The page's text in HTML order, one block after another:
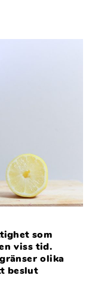
som
viss tid.
olika
beslut